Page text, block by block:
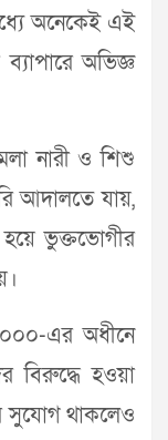
অনেকেই এই
অভিজ্ঞ
নারী ও শিশু
আদালতে যায়,
হয়ে ভুক্তভোগীর
এর অধীনে
বিরুদ্ধে হওয়া
সুযোগ থাকলেও